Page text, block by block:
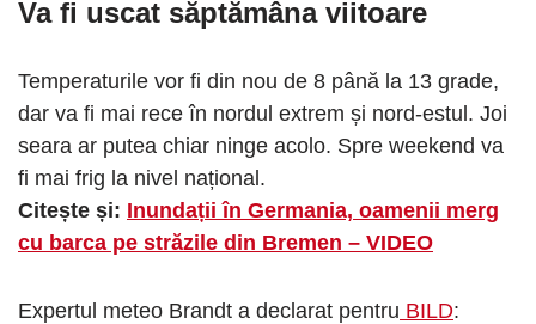
Va fi uscat săptămâna viitoare
Temperaturile vor fi din nou de 8 până la 13 grade,
dar va fi mai rece în nordul extrem și nord-estul. Joi
seara ar putea chiar ninge acolo. Spre weekend va
fi mai frig la nivel național.
Citește și: Inundații în Germania, oamenii merg
cu barca pe străzile din Bremen – VIDEO
Expertul meteo Brandt a declarat pentru BILD: